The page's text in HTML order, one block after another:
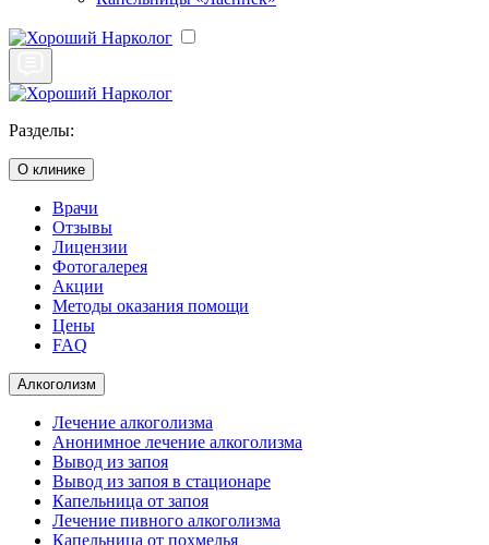
Разделы:
О клинике
Врачи
Отзывы
Лицензии
Фотогалерея
Акции
Методы оказания помощи
Цены
FAQ
Алкоголизм
Лечение алкоголизма
Анонимное лечение алкоголизма
Вывод из запоя
Вывод из запоя в стационаре
Капельница от запоя
Лечение пивного алкоголизма
Капельница от похмелья